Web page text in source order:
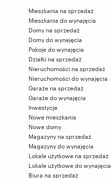
Mieszkania na sprzedaż
Mieszkania do wynajęcia
Domy na sprzedaż
Domy do wynajęcia
Pokoje do wynajęcia
Działki na sprzedaż
Nieruchomości na sprzedaż
Nieruchomości do wynajęcia
Garaże na sprzedaż
Garaże do wynajęcia
Inwestycje
Nowe mieszkania
Nowe domy
Magazyny na sprzedaż
Magazyny do wynajęcia
Lokale użytkowe na sprzedaż
Lokale użytkowe do wynajęcia
Biura na sprzedaż